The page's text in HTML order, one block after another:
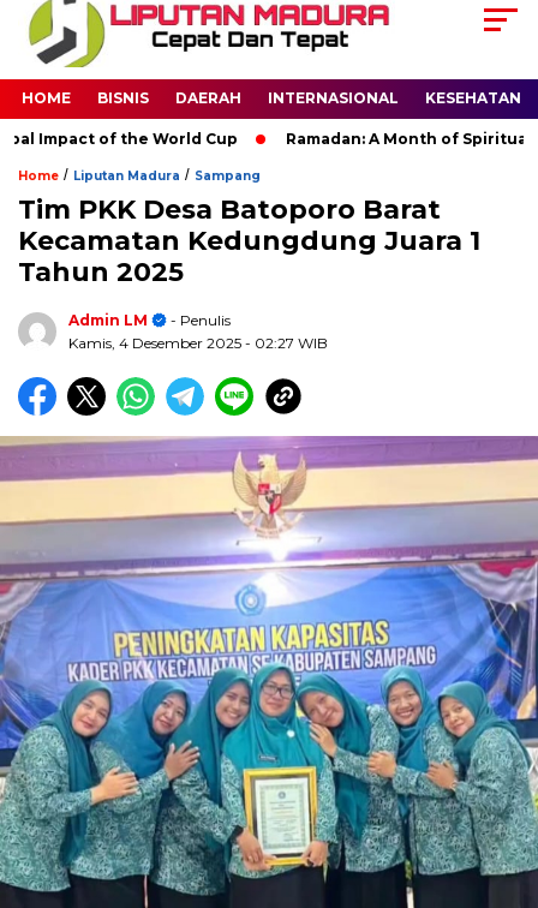
HOME BISNIS DAERAH INTERNASIONAL KESEHATAN
of the World Cup Ramadan: A Month of Spiritual
Home / Liputan Madura / Sampang
Tim PKK Desa Batoporo Barat
Kecamatan Kedungdung Juara 1
Tahun 2025
Admin LM
- Penulis
Kamis, 4 Desember 2025 - 02:27 WIB